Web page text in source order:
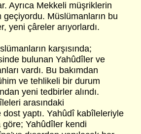
Ayrıca Mekkeli müşriklerin
geçiyordu. Müslümanların bu
yeni çâreler arıyorlardı.
karşısında;
bulunan Yahûdîler ve
vardı. Bu bakımdan
ve tehlikeli bir durum
yeni tedbirler alındı.
arasındaki
dost yaptı. Yahûdî kabîleleriyle
göre; Yahûdîler kendi